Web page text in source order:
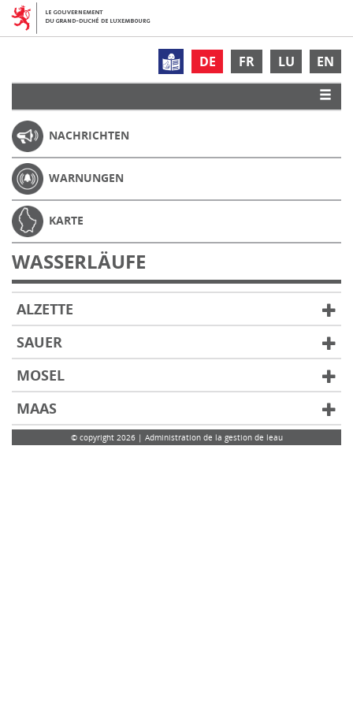
DE FR LU EN
NACHRICHTEN
WARNUNGEN
KARTE
WASSERLÄUFE
ALZETTE
SAUER
MOSEL
MAAS
© copyright 2026 | Administration de la gestion de leau